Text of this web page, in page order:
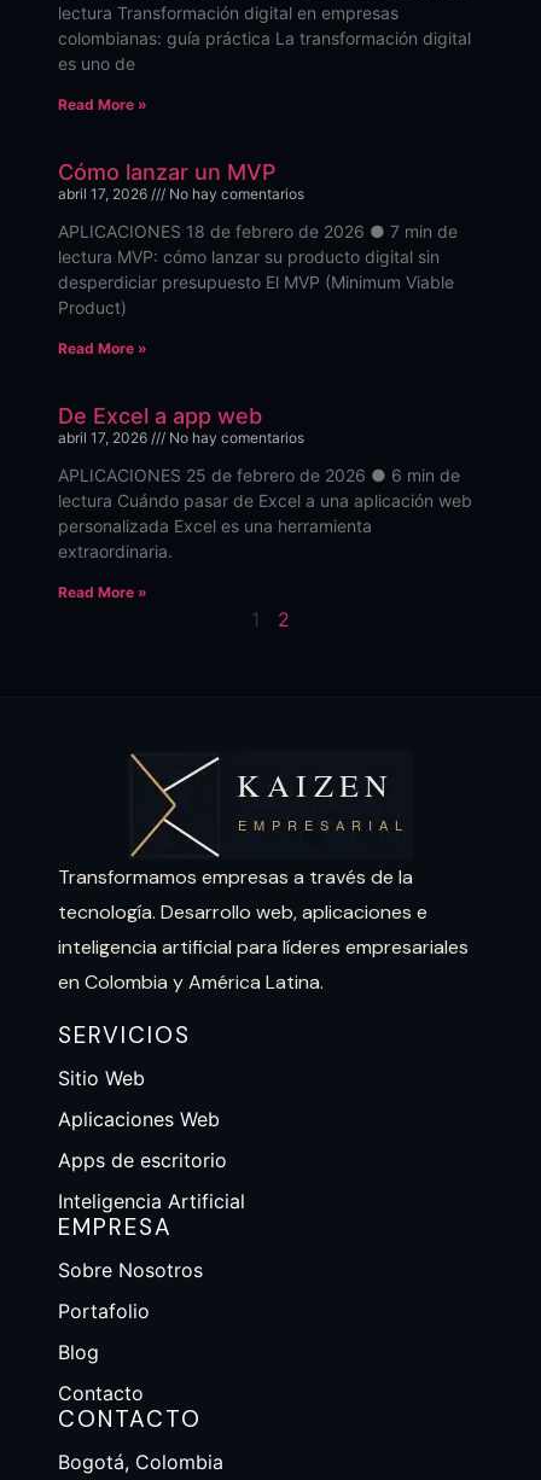
lectura Transformación digital en empresas
colombianas: guía práctica La transformación digital
es uno de
Read More »
Cómo lanzar un MVP
abril 17, 2026 No hay comentarios
APLICACIONES 18 de febrero de 2026 ● 7 min de
lectura MVP: cómo lanzar su producto digital sin
desperdiciar presupuesto El MVP (Minimum Viable
Product)
Read More »
De Excel a app web
abril 17, 2026 No hay comentarios
APLICACIONES 25 de febrero de 2026 ● 6 min de
lectura Cuándo pasar de Excel a una aplicación web
personalizada Excel es una herramienta
extraordinaria.
Read More »
1 2
Transformamos empresas a través de la
tecnología. Desarrollo web, aplicaciones e
inteligencia artificial para líderes empresariales
en Colombia y América Latina.
SERVICIOS
Sitio Web
Aplicaciones Web
Apps de escritorio
Inteligencia Artificial
EMPRESA
Sobre Nosotros
Portafolio
Blog
Contacto
CONTACTO
Bogotá, Colombia